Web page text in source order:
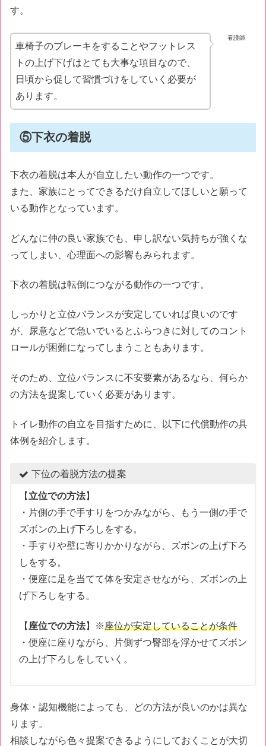
す。
看護師
車椅子のブレーキをすることやフットレス
トの上げ下げはとても大事な項目なので、
日頃から促して習慣づけをしていく必要が
あります。
⑤下衣の着脱
下衣の着脱は本人が自立したい動作の一つです。
また、家族にとってできるだけ自立してほしいと願って
いる動作となっています。
どんなに仲の良い家族でも、申し訳ない気持ちが強くな
ってしまい、心理面への影響もみられます。
下衣の着脱は転倒につながる動作の一つです。
しっかりと立位バランスが安定していれば良いのです
が、尿意などで急いでいるとふらつきに対してのコント
ロールが困難になってしまうこともあります。
そのため、立位バランスに不安要素があるなら、何らか
の方法を提案していく必要があります。
トイレ動作の自立を目指すために、以下に代償動作の具
体例を紹介します。
下位の着脱方法の提案
【 立位での方法】
・片側の手で手すりをつかみながら、もう一側の手で
ズボンの上げ下ろしをする。
・手すりや壁に寄りかかりながら、ズボンの上げ下ろ
しをする。
・便座に足を当てて体を安定させながら、ズボンの上
げ下ろしをする。
【 座位での方法】※座位が安定していることが条件
・便座に座りながら、片側ずつ臀部を浮かせてズボン
の上げ下ろしをしていく。
身体・認知機能によっても、どの方法が良いのかは異な
ります。
相談しながら色々提案できるようにしておくことが大切